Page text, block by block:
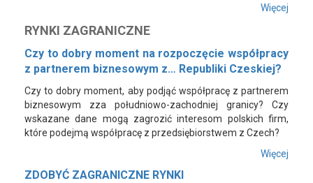
Więcej
RYNKI ZAGRANICZNE
Czy to dobry moment na rozpoczęcie współpracy
z partnerem biznesowym z… Republiki Czeskiej?
Czy to dobry moment, aby podjąć współpracę z partnerem
biznesowym zza południowo-zachodniej granicy? Czy
wskazane dane mogą zagrozić interesom polskich firm,
które podejmą współpracę z przedsiębiorstwem z Czech?
Więcej
ZDOBYĆ ZAGRANICZNE RYNKI